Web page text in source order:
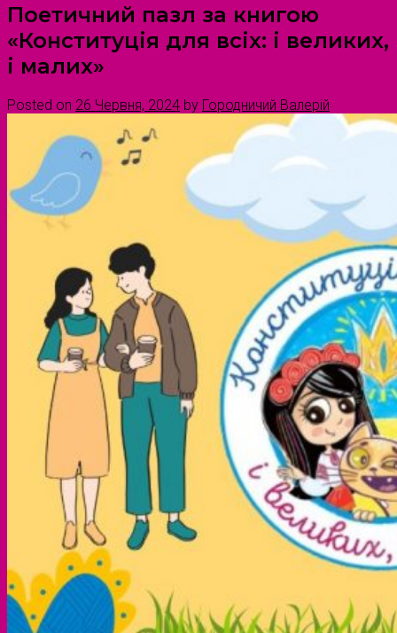
Поетичний пазл за книгою
«Конституція для всіх: і великих,
і малих»
Posted on 26 Червня, 2024 by Городничий Валерій